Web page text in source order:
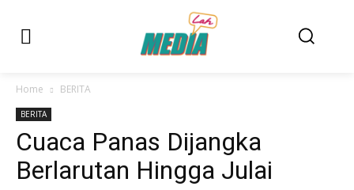
Home BERITA
BERITA
Cuaca Panas Dijangka
Berlarutan Hingga Julai